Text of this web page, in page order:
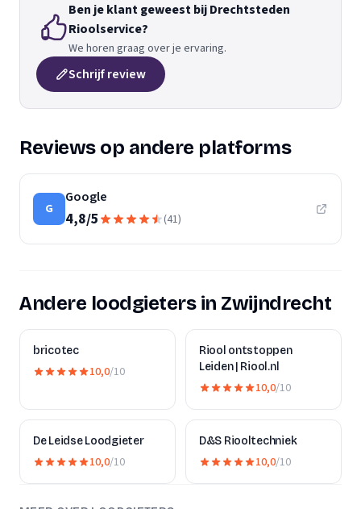
Ben je klant geweest bij Drechtsteden
Rioolservice?
We horen graag over je ervaring.
Schrijf review
Reviews op andere platforms
G
Google
4,8/5 (41)
Andere loodgieters in Zwijndrecht
bricotec
10,0/10
Riool ontstoppen
Leiden | Riool.nl
10,0/10
De Leidse Loodgieter
10,0/10
D&S Riooltechniek
10,0/10